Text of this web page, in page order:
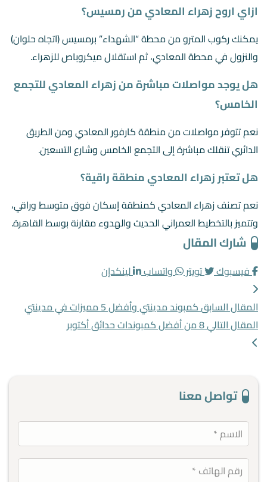
ازاي اروح زهراء المعادي من رمسيس؟
يمكنك ركوب المترو من محطة “الشهداء” برمسيس (اتجاه حلوان)
والنزول في محطة المعادي، ثم استقلال ميكروباص للزهراء.
هل يوجد مواصلات مباشرة من زهراء المعادي للتجمع
الخامس؟
نعم تتوفر مواصلات من منطقة كارفور المعادي ومن الطريق
الدائري تنقلك مباشرة إلى التجمع الخامس وشارع التسعين.
هل تعتبر زهراء المعادي منطقة راقية؟
نعم تصنف زهراء المعادي كمنطقة إسكان فوق متوسط وراقي،
وتتميز بالتخطيط العمراني الحديث والهدوء مقارنة بوسط القاهرة.
شارك المقال
فيسبوك تويتر واتساب لينكدإن
المقال السابقكمبوند مدينتي وأفضل 5 مميزات في مدينتي
المقال التالي8 من أفضل كمبوندات حدائق أكتوبر
تواصل معنا